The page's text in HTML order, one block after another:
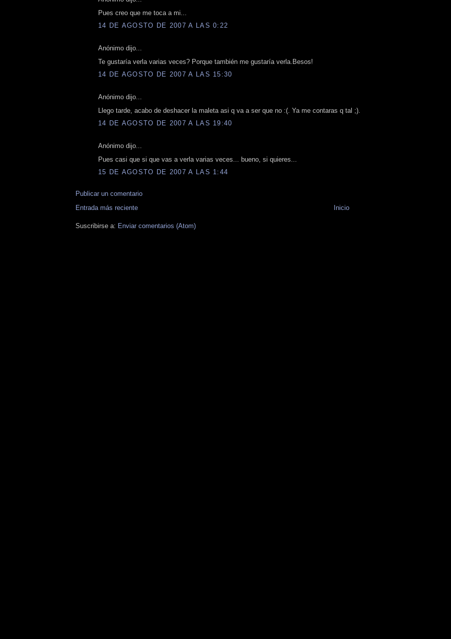
Pues creo que me toca a mi...
14 DE AGOSTO DE 2007 A LAS 0:22
Anónimo dijo...
Te gustaría verla varias veces? Porque también me gustaría verla.Besos!
14 DE AGOSTO DE 2007 A LAS 15:30
Anónimo dijo...
Llego tarde, acabo de deshacer la maleta asi q va a ser que no :(. Ya me contaras q tal ;).
14 DE AGOSTO DE 2007 A LAS 19:40
Anónimo dijo...
Pues casi que si que vas a verla varias veces... bueno, si quieres...
15 DE AGOSTO DE 2007 A LAS 1:44
Publicar un comentario
Entrada más reciente
Inicio
Suscribirse a: Enviar comentarios (Atom)